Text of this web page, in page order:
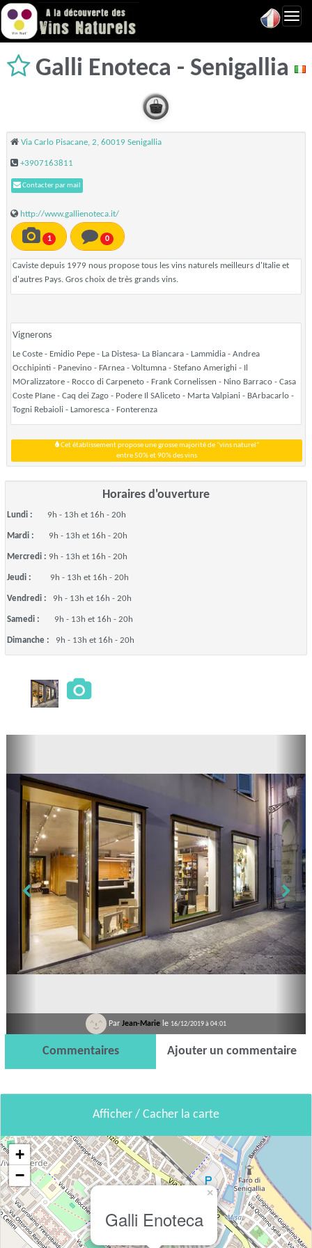
Galli Enoteca - Senigallia
Via Carlo Pisacane, 2, 60019 Senigallia
+3907163811
Contacter par mail
http://www.gallienoteca.it/
1 0
Caviste depuis 1979 nous propose tous les vins naturels meilleurs d'Italie et
d'autres Pays. Gros choix de très grands vins.
Vignerons
Le Coste - Emidio Pepe - La Distesa- La Biancara - Lammidia - Andrea
Occhipinti - Panevino - FArnea - Voltumna - Stefano Amerighi - Il
MOralizzatore - Rocco di Carpeneto - Frank Cornelissen - Nino Barraco - Casa
Coste PIane - Caq dei Zago - Podere Il SAliceto - Marta Valpiani - BArbacarlo -
Togni Rebaioli - Lamoresca - Fonterenza
Cet établissement propose une grosse majorité de "vins naturel"
entre 50% et 90% des vins
Horaires d'ouverture
Lundi : 9h - 13h et 16h - 20h
Mardi : 9h - 13h et 16h - 20h
Mercredi : 9h - 13h et 16h - 20h
Jeudi : 9h - 13h et 16h - 20h
Vendredi : 9h - 13h et 16h - 20h
Samedi : 9h - 13h et 16h - 20h
Dimanche : 9h - 13h et 16h - 20h
Par Jean-Marie le 16/12/2019 à 04:01
Commentaires Ajouter un commentaire
Afficher / Cacher la carte
Galli Enoteca
×
+
−